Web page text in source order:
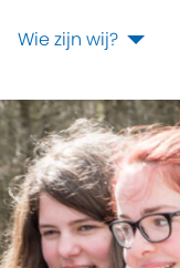
Wie zijn wij?